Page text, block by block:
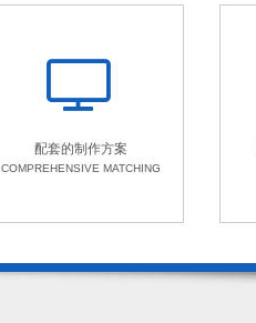
配套的制作方案
COMPREHENSIVE MATCHING